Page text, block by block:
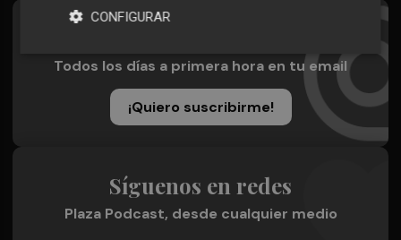
Todos los días a primera hora en tu email
¡Quiero suscribirme!
Síguenos en redes
Plaza Podcast, desde cualquier medio
CONFIGURAR